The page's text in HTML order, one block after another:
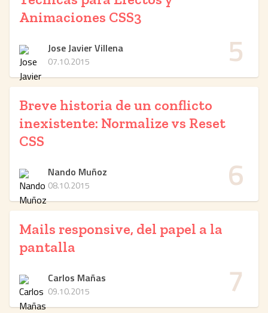
5
Animaciones CSS3
Jose Javier Villena
07.10.2015
6
Breve historia de un conflicto
inexistente: Normalize vs Reset
CSS
Nando Muñoz
08.10.2015
7
Mails responsive, del papel a la
pantalla
Carlos Mañas
09.10.2015